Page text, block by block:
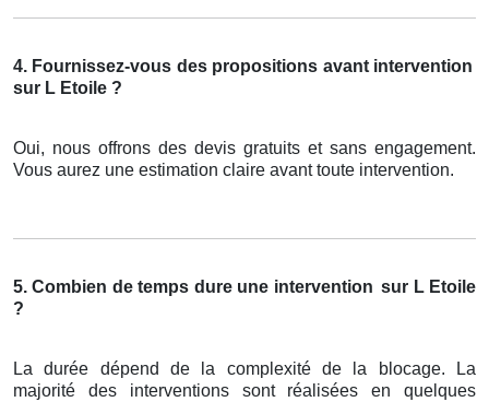
4. Fournissez-vous des propositions avant intervention
sur L Etoile ?
Oui, nous offrons des devis gratuits et sans engagement.
Vous aurez une estimation claire avant toute intervention.
5. Combien de temps dure une intervention sur L Etoile
?
La durée dépend de la complexité de la blocage. La
majorité des interventions sont réalisées en quelques